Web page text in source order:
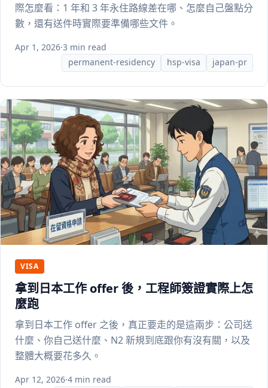
際怎麼看：1 年和 3 年永住路線差在哪、怎麼自己盤點分
數，還有送件時實際要準備哪些文件。
Apr 1, 2026·3 min read
permanent-residency
hsp-visa japan-pr
VISA
拿到日本工作 offer 後，工程師簽證實際上怎
麼跑
拿到日本工作 offer 之後，真正要走的是這兩步：公司送
什麼、你自己送什麼、N2 新規到底跟你有沒有關，以及
整體大概要花多久。
Apr 12, 2026·4 min read